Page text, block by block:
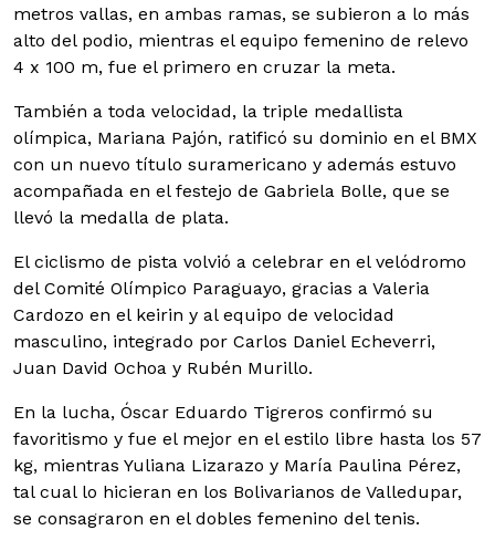
metros vallas, en ambas ramas, se subieron a lo más
alto del podio, mientras el equipo femenino de relevo
4 x 100 m, fue el primero en cruzar la meta.
También a toda velocidad, la triple medallista
olímpica, Mariana Pajón, ratificó su dominio en el BMX
con un nuevo título suramericano y además estuvo
acompañada en el festejo de Gabriela Bolle, que se
llevó la medalla de plata.
El ciclismo de pista volvió a celebrar en el velódromo
del Comité Olímpico Paraguayo, gracias a Valeria
Cardozo en el keirin y al equipo de velocidad
masculino, integrado por Carlos Daniel Echeverri,
Juan David Ochoa y Rubén Murillo.
En la lucha, Óscar Eduardo Tigreros confirmó su
favoritismo y fue el mejor en el estilo libre hasta los 57
kg, mientras Yuliana Lizarazo y María Paulina Pérez,
tal cual lo hicieran en los Bolivarianos de Valledupar,
se consagraron en el dobles femenino del tenis.